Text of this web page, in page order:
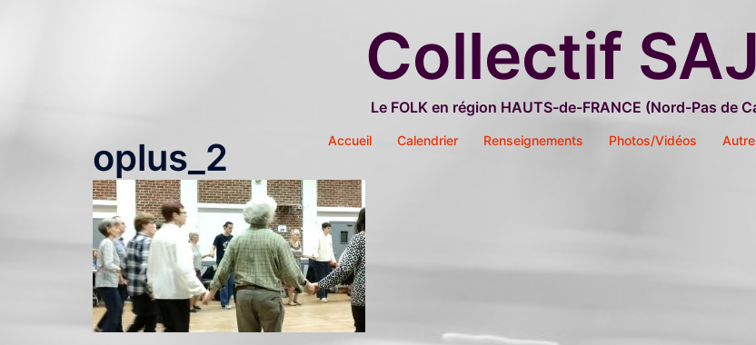
Collectif
Le FOLK en région HAUTS-de-FRANCE (Nord-Pas de
Accueil Calendrier Renseignements Photos/Vidéos
oplus_2